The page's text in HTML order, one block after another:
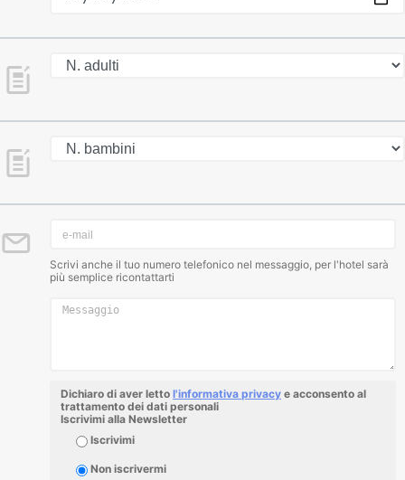
Scrivi anche il tuo numero telefonico nel messaggio, per l'hotel sarà
più semplice ricontattarti
Dichiaro di aver letto l'informativa privacy e acconsento al
trattamento dei dati personali
Iscrivimi alla Newsletter
Iscrivimi
Non iscrivermi